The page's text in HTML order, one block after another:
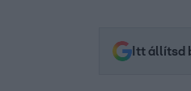
Itt állítsd